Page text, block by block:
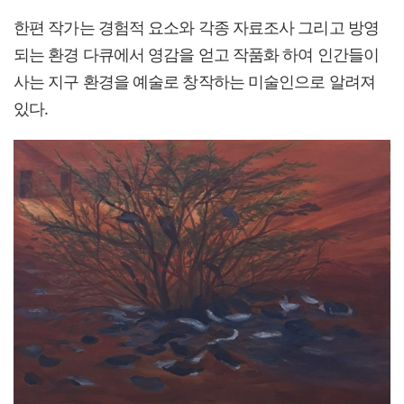
한편 작가는 경험적 요소와 각종 자료조사 그리고 방영
되는 환경 다큐에서 영감을 얻고 작품화 하여 인간들이
사는 지구 환경을 예술로 창작하는 미술인으로 알려져
있다.